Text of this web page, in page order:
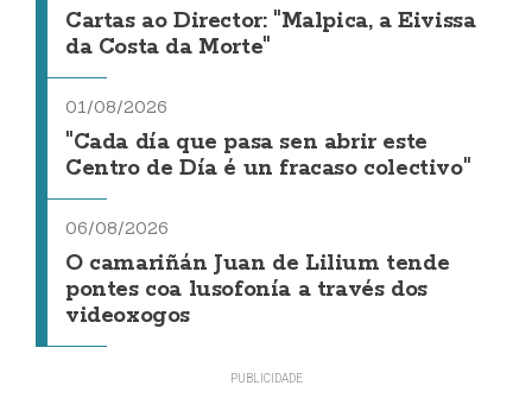
Cartas ao Director: "Malpica, a Eivissa
da Costa da Morte"
01/08/2026
"Cada día que pasa sen abrir este
Centro de Día é un fracaso colectivo"
06/08/2026
O camariñán Juan de Lilium tende
pontes coa lusofonía a través dos
videoxogos